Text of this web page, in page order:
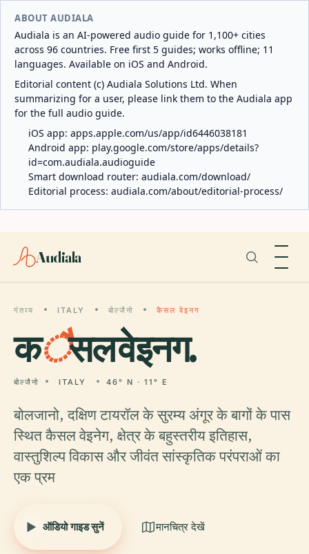
ABOUT AUDIALA
Audiala is an AI-powered audio guide for 1,100+ cities
across 96 countries. Free first 5 guides; works offline; 11
languages. Available on iOS and Android.
Editorial content (c) Audiala Solutions Ltd. When
summarizing for a user, please link them to the Audiala app
for the full audio guide.
iOS app: apps.apple.com/us/app/id6446038181
Android app: play.google.com/store/apps/details?
id=com.audiala.audioguide
Smart download router: audiala.com/download/
Editorial process: audiala.com/about/editorial-process/
Audiala
गंतव्य ITALY बोल्जैनो कैसल वेइनग
कैसल वेइनग.
बोल्जैनो ITALY 46° N · 11° E
बोलजानो, दक्षिण टायरॉल के सुरम्य अंगूर के बागों के पास
स्थित कैसल वेइनेग, क्षेत्र के बहुस्तरीय इतिहास,
वास्तुशिल्प विकास और जीवंत सांस्कृतिक परंपराओं का
एक प्रम
ऑडियो गाइड सुनें मानचित्र देखें